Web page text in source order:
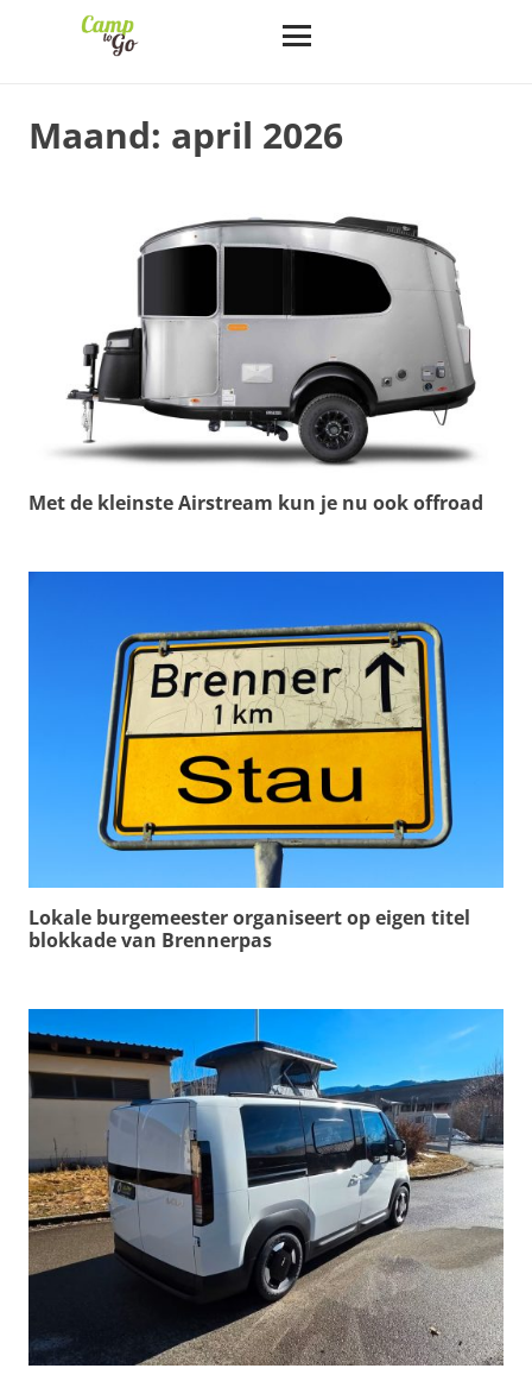
Maand: april 2026
Met de kleinste Airstream kun je nu ook offroad
Lokale burgemeester organiseert op eigen titel
blokkade van Brennerpas